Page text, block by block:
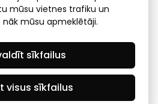
GDPR subjekta piekļuves
nozares asociācija - visas tiesības
rezervētas
mūsu vietnes trafiku un
nāk mūsu apmeklētāji.
visus sīkfailus
sīkfailus